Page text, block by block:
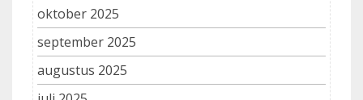
oktober 2025
september 2025
augustus 2025